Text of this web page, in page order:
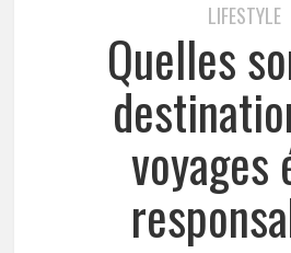
LIFESTYLE
Quelles
voyages